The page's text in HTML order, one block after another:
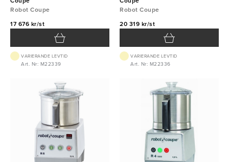
Robot Coupe
17 676 kr/st
VARIERANDE LEVTID
Art. Nr: M22339
Robot Coupe
20 319 kr/st
VARIERANDE LEVTID
Art. Nr: M22336